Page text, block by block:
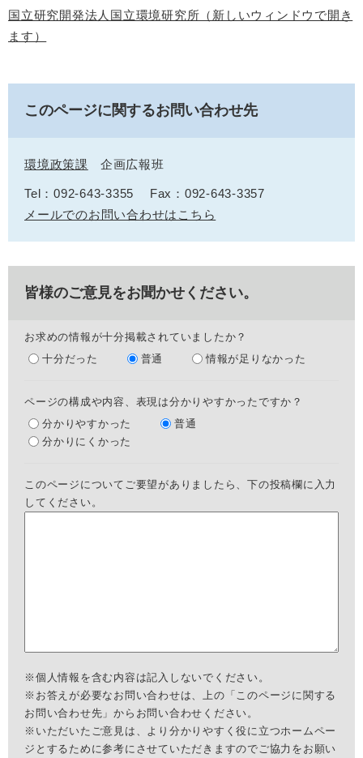
国立研究開発法人国立環境研究所（新しいウィンドウで開き
ます）
このページに関するお問い合わせ先
環境政策課 企画広報班
Tel：092-643-3355
Fax：092-643-3357
メールでのお問い合わせはこちら
皆様のご意見をお聞かせください。
お求めの情報が十分掲載されていましたか？
十分だった
普通 情報が足りなかった
ページの構成や内容、表現は分かりやすかったですか？
分かりやすかった
普通
分かりにくかった
このページについてご要望がありましたら、下の投稿欄に入力
してください。
※個人情報を含む内容は記入しないでください。
※お答えが必要なお問い合わせは、上の「このページに関する
お問い合わせ先」からお問い合わせください。
※いただいたご意見は、より分かりやすく役に立つホームペー
ジとするために参考にさせていただきますのでご協力をお願い